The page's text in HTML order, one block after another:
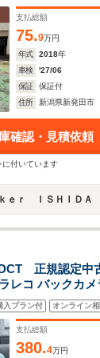
支払総額
75.9万円
年式
2018年
車検
'27/06
保証
保証付
住所
新潟県新発田市
確認・見積依頼
に付いています
ｅｒ ＩＳＨＩＤＡ
正規認定中
ックカメラ 衝突軽
プ 障害物ソナ
入プラン付 オンライン
支払総額
380.4万円